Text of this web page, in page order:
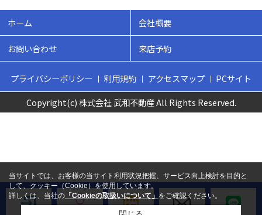
ホーム 会社概要
お問い合わせ 来店予約
プライバシーポリシー 利用規約 アクセスマップ
PCサイト
Copyright(c) 株式会社 武和不動産 All Rights Reserved.
当サイトでは、お客様の当サイト利用状況把握、サービス向上検討を目的と
して、クッキー（Cookie）を使用しています。
詳しくは、当社の 「Cookieの取扱いについて」 をご確認ください。